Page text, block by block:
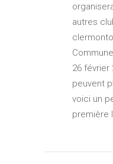
autres
26 février
peuvent
voici un
première